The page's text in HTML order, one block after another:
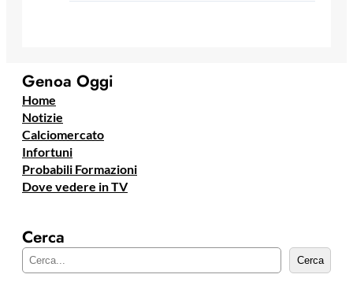
Genoa Oggi
Home
Notizie
Calciomercato
Infortuni
Probabili Formazioni
Dove vedere in TV
Cerca
e
Cerca